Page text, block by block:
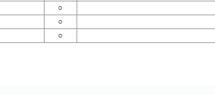
○
○
○